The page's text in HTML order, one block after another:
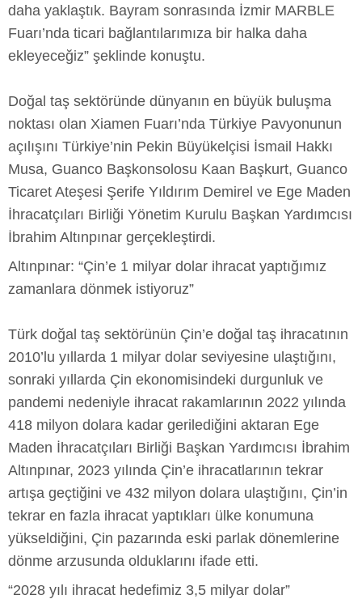
daha yaklaştık. Bayram sonrasında İzmir MARBLE
Fuarı’nda ticari bağlantılarımıza bir halka daha
ekleyeceğiz” şeklinde konuştu.
Doğal taş sektöründe dünyanın en büyük buluşma
noktası olan Xiamen Fuarı’nda Türkiye Pavyonunun
açılışını Türkiye’nin Pekin Büyükelçisi İsmail Hakkı
Musa, Guanco Başkonsolosu Kaan Başkurt, Guanco
Ticaret Ateşesi Şerife Yıldırım Demirel ve Ege Maden
İhracatçıları Birliği Yönetim Kurulu Başkan Yardımcısı
İbrahim Altınpınar gerçekleştirdi.
Altınpınar: “Çin’e 1 milyar dolar ihracat yaptığımız
zamanlara dönmek istiyoruz”
Türk doğal taş sektörünün Çin’e doğal taş ihracatının
2010’lu yıllarda 1 milyar dolar seviyesine ulaştığını,
sonraki yıllarda Çin ekonomisindeki durgunluk ve
pandemi nedeniyle ihracat rakamlarının 2022 yılında
418 milyon dolara kadar gerilediğini aktaran Ege
Maden İhracatçıları Birliği Başkan Yardımcısı İbrahim
Altınpınar, 2023 yılında Çin’e ihracatlarının tekrar
artışa geçtiğini ve 432 milyon dolara ulaştığını, Çin’in
tekrar en fazla ihracat yaptıkları ülke konumuna
yükseldiğini, Çin pazarında eski parlak dönemlerine
dönme arzusunda olduklarını ifade etti.
“2028 yılı ihracat hedefimiz 3,5 milyar dolar”